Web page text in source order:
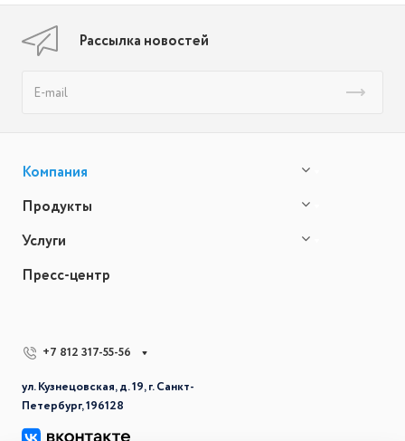
Рассылка новостей
Компания
Продукты
Услуги
Пресс-центр
+7 812 317-55-56
ул. Кузнецовская, д. 19, г. Санкт-
Петербург, 196128